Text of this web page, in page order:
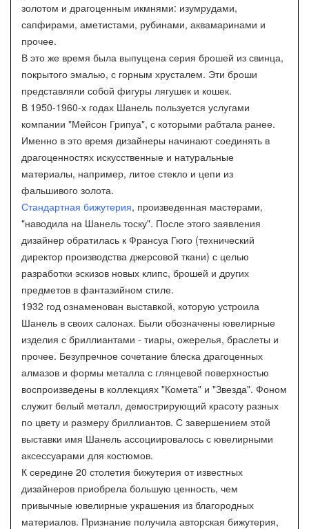
золотом и драгоценным икмнями: изумрудами,
сапфирами, аметистами, рубинами, аквамаринами и
прочее.
В это же время была выпущена серия брошей из свинца,
покрытого эмалью, с горным хрусталем. Эти броши
представляли собой фигуры лягушек и кошек.
В 1950-1960-х годах Шанель пользуется услугами
компании "Мейсон Грипуа", с которыми рабтала ранее.
Именно в это время дизайнеры начинают соединять в
драгоценностях искусственные и натуральные
материалы, например, литое стекло и цепи из
фальшивого золота.
Стандартная бижутерия, произведенная мастерами,
"наводила на Шанель тоску". После этого заявления
дизайнер обратилась к Франсуа Гюго (технический
директор производства джерсовой ткани) с целью
разработки эскизов новых клипс, брошей и других
предметов в фантазийном стиле.
1932 год ознаменован выставкой, которую устроила
Шанель в своих салонах. Были обозначены ювелирные
изделия с бриллиантами - тиары, ожерелья, браслеты и
прочее. Безупречное сочетание блеска драгоценных
алмазов и формы металла с глянцевой поверхностью
воспроизведены в коллекциях "Комета" и "Звезда". Фоном
служит белый металл, демострирующий красоту разных
по цвету и размеру бриллиантов. С завершением этой
выставки имя Шанель ассоциировалось с ювелирными
аксессуарами для костюмов.
К середине 20 столетия бижутерия от известных
дизайнеров приобрела большую ценность, чем
привычные ювелирные украшения из благородных
материалов. Признание получила авторская бижутерия,